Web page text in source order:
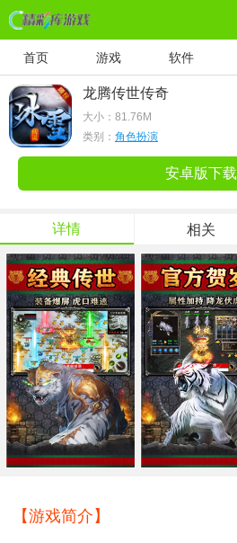
首页 游戏 软件
龙腾传世传奇
大小： 81.76M
类别： 角色扮演
安卓版下载
详情 相关
【游戏简介】